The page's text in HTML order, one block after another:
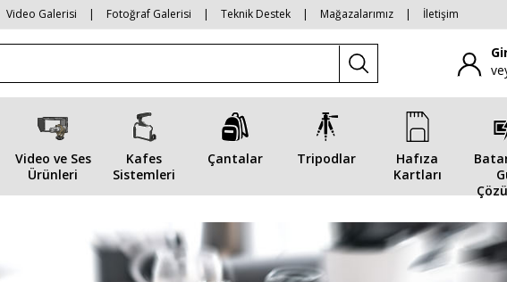
Video Galerisi | Fotoğraf Galerisi | Teknik Destek | Mağazalarımız | İletişim
Video ve Ses
Ürünleri
Kafes
Sistemleri
Çantalar Tripodlar
Hafıza
Kartları